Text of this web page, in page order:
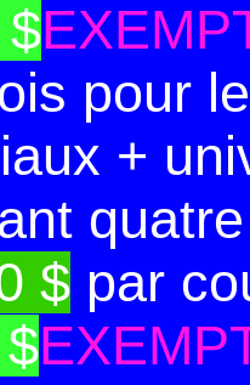
pour
+
quatre
$ par